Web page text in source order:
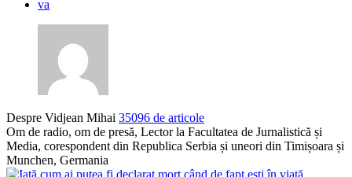
va
Despre Vidjean Mihai 35096 de articole
Om de radio, om de presă, Lector la Facultatea de Jurnalistică și
Media, corespondent din Republica Serbia și uneori din Timișoara și
Munchen, Germania